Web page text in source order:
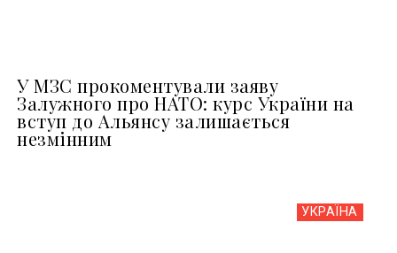
У МЗС прокоментували заяву
Залужного про НАТО: курс України на
вступ до Альянсу залишається
незмінним
УКРАЇНА